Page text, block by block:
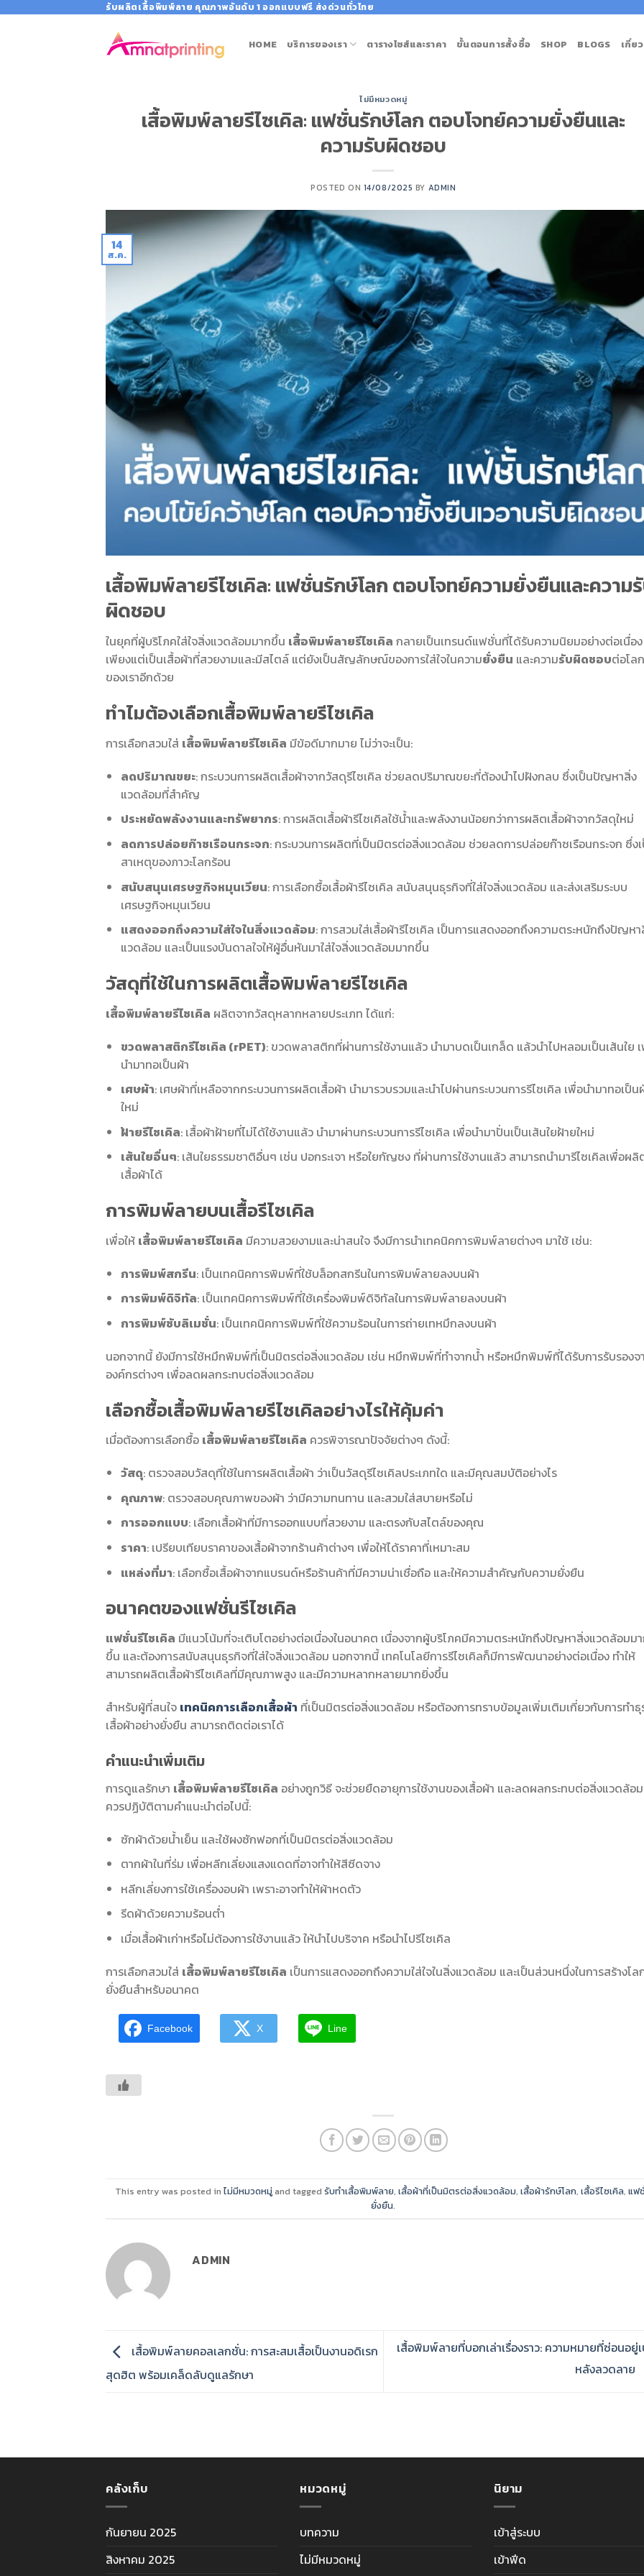
รับผลิตเสื้อพิมพ์ลาย คุณภาพอันดับ 1 ออกแบบฟรี ส่งด่วนทั่วไทย
HOME บริการของเรา ตารางไซส์และราคา ขั้นตอนการสั้งซื้อ SHOP BLOGS เกี่ย
ไม่มีหมวดหมู่
เสื้อพิมพ์ลายรีไซเคิล: แฟชั่นรักษ์โลก ตอบโจทย์ความยั่งยืนและ
ความรับผิดชอบ
POSTED ON 14/08/2025 BY ADMIN
14
ส.ค.
เสื้อพิมพ์ลายรีไซเคิล: แฟชั่นรักษ์โลก ตอบโจทย์ความยั่งยืนและความ
ผิดชอบ
ในยุคที่ผู้บริโภคใส่ใจสิ่งแวดล้อมมากขึ้น เสื้อพิมพ์ลายรีไซเคิล กลายเป็นเทรนด์แฟชั่นที่ได้รับความนิยมอย่างต่อเนื่อง
เพียงแต่เป็นเสื้อผ้าที่สวยงามและมีสไตล์ แต่ยังเป็นสัญลักษณ์ของการใส่ใจในความยั่งยืน และความรับผิดชอบต่อโลก
ของเราอีกด้วย
ทำไมต้องเลือกเสื้อพิมพ์ลายรีไซเคิล
การเลือกสวมใส่ เสื้อพิมพ์ลายรีไซเคิล มีข้อดีมากมาย ไม่ว่าจะเป็น:
ลดปริมาณขยะ: กระบวนการผลิตเสื้อผ้าจากวัสดุรีไซเคิล ช่วยลดปริมาณขยะที่ต้องนำไปฝังกลบ ซึ่งเป็นปัญหาสิ่ง
แวดล้อมที่สำคัญ
ประหยัดพลังงานและทรัพยากร: การผลิตเสื้อผ้ารีไซเคิลใช้น้ำและพลังงานน้อยกว่าการผลิตเสื้อผ้าจากวัสดุใหม่
ลดการปล่อยก๊าซเรือนกระจก: กระบวนการผลิตที่เป็นมิตรต่อสิ่งแวดล้อม ช่วยลดการปล่อยก๊าซเรือนกระจก ซึ่ง
สาเหตุของภาวะโลกร้อน
สนับสนุนเศรษฐกิจหมุนเวียน: การเลือกซื้อเสื้อผ้ารีไซเคิล สนับสนุนธุรกิจที่ใส่ใจสิ่งแวดล้อม และส่งเสริมระบบ
เศรษฐกิจหมุนเวียน
แสดงออกถึงความใส่ใจในสิ่งแวดล้อม: การสวมใส่เสื้อผ้ารีไซเคิล เป็นการแสดงออกถึงความตระหนักถึงปัญห
แวดล้อม และเป็นแรงบันดาลใจให้ผู้อื่นหันมาใส่ใจสิ่งแวดล้อมมากขึ้น
วัสดุที่ใช้ในการผลิตเสื้อพิมพ์ลายรีไซเคิล
เสื้อพิมพ์ลายรีไซเคิล ผลิตจากวัสดุหลากหลายประเภท ได้แก่:
ขวดพลาสติกรีไซเคิล (rPET): ขวดพลาสติกที่ผ่านการใช้งานแล้ว นำมาบดเป็นเกล็ด แล้วนำไปหลอมเป็นเส้นใย
นำมาทอเป็นผ้า
เศษผ้า: เศษผ้าที่เหลือจากกระบวนการผลิตเสื้อผ้า นำมารวบรวมและนำไปผ่านกระบวนการรีไซเคิล เพื่อนำมาทอเป็น
ใหม่
ฝ้ายรีไซเคิล: เสื้อผ้าฝ้ายที่ไม่ได้ใช้งานแล้ว นำมาผ่านกระบวนการรีไซเคิล เพื่อนำมาปั่นเป็นเส้นใยฝ้ายใหม่
เส้นใยอื่นๆ: เส้นใยธรรมชาติอื่นๆ เช่น ปอกระเจา หรือใยกัญชง ที่ผ่านการใช้งานแล้ว สามารถนำมารีไซเคิลเพื่อผลิ
เสื้อผ้าได้
การพิมพ์ลายบนเสื้อรีไซเคิล
เพื่อให้ เสื้อพิมพ์ลายรีไซเคิล มีความสวยงามและน่าสนใจ จึงมีการนำเทคนิคการพิมพ์ลายต่างๆ มาใช้ เช่น:
การพิมพ์สกรีน: เป็นเทคนิคการพิมพ์ที่ใช้บล็อกสกรีนในการพิมพ์ลายลงบนผ้า
การพิมพ์ดิจิทัล: เป็นเทคนิคการพิมพ์ที่ใช้เครื่องพิมพ์ดิจิทัลในการพิมพ์ลายลงบนผ้า
การพิมพ์ซับลิเมชั่น: เป็นเทคนิคการพิมพ์ที่ใช้ความร้อนในการถ่ายเทหมึกลงบนผ้า
นอกจากนี้ ยังมีการใช้หมึกพิมพ์ที่เป็นมิตรต่อสิ่งแวดล้อม เช่น หมึกพิมพ์ที่ทำจากน้ำ หรือหมึกพิมพ์ที่ได้รับการรับรองจ
องค์กรต่างๆ เพื่อลดผลกระทบต่อสิ่งแวดล้อม
เลือกซื้อเสื้อพิมพ์ลายรีไซเคิลอย่างไรให้คุ้มค่า
เมื่อต้องการเลือกซื้อ เสื้อพิมพ์ลายรีไซเคิล ควรพิจารณาปัจจัยต่างๆ ดังนี้:
วัสดุ: ตรวจสอบวัสดุที่ใช้ในการผลิตเสื้อผ้า ว่าเป็นวัสดุรีไซเคิลประเภทใด และมีคุณสมบัติอย่างไร
คุณภาพ: ตรวจสอบคุณภาพของผ้า ว่ามีความทนทาน และสวมใส่สบายหรือไม่
การออกแบบ: เลือกเสื้อผ้าที่มีการออกแบบที่สวยงาม และตรงกับสไตล์ของคุณ
ราคา: เปรียบเทียบราคาของเสื้อผ้าจากร้านค้าต่างๆ เพื่อให้ได้ราคาที่เหมาะสม
แหล่งที่มา: เลือกซื้อเสื้อผ้าจากแบรนด์หรือร้านค้าที่มีความน่าเชื่อถือ และให้ความสำคัญกับความยั่งยืน
อนาคตของแฟชั่นรีไซเคิล
แฟชั่นรีไซเคิล มีแนวโน้มที่จะเติบโตอย่างต่อเนื่องในอนาคต เนื่องจากผู้บริโภคมีความตระหนักถึงปัญหาสิ่งแวดล้อมม
ขึ้น และต้องการสนับสนุนธุรกิจที่ใส่ใจสิ่งแวดล้อม นอกจากนี้ เทคโนโลยีการรีไซเคิลก็มีการพัฒนาอย่างต่อเนื่อง ทำให้
สามารถผลิตเสื้อผ้ารีไซเคิลที่มีคุณภาพสูง และมีความหลากหลายมากยิ่งขึ้น
สำหรับผู้ที่สนใจ เทคนิคการเลือกเสื้อผ้า ที่เป็นมิตรต่อสิ่งแวดล้อม หรือต้องการทราบข้อมูลเพิ่มเติมเกี่ยวกับการทำ
เสื้อผ้าอย่างยั่งยืน สามารถติดต่อเราได้
คำแนะนำเพิ่มเติม
การดูแลรักษา เสื้อพิมพ์ลายรีไซเคิล อย่างถูกวิธี จะช่วยยืดอายุการใช้งานของเสื้อผ้า และลดผลกระทบต่อสิ่งแวดล้อม
ควรปฏิบัติตามคำแนะนำต่อไปนี้:
ซักผ้าด้วยน้ำเย็น และใช้ผงซักฟอกที่เป็นมิตรต่อสิ่งแวดล้อม
ตากผ้าในที่ร่ม เพื่อหลีกเลี่ยงแสงแดดที่อาจทำให้สีซีดจาง
หลีกเลี่ยงการใช้เครื่องอบผ้า เพราะอาจทำให้ผ้าหดตัว
รีดผ้าด้วยความร้อนต่ำ
เมื่อเสื้อผ้าเก่าหรือไม่ต้องการใช้งานแล้ว ให้นำไปบริจาค หรือนำไปรีไซเคิล
การเลือกสวมใส่ เสื้อพิมพ์ลายรีไซเคิล เป็นการแสดงออกถึงความใส่ใจในสิ่งแวดล้อม และเป็นส่วนหนึ่งในการสร้างโล
ยั่งยืนสำหรับอนาคต
Facebook X Line
This entry was posted inไม่มีหมวดหมู่ and taggedรับทำเสื้อพิมพ์ลาย,เสื้อผ้าที่เป็นมิตรต่อสิ่งแวดล้อม,เสื้อผ้ารักษ์โลก,เสื้อรีไซเคิล,แฟ
ยั่งยืน.
ADMIN
เสื้อพิมพ์ลายคอลเลกชั่น: การสะสมเสื้อเป็นงานอดิเรก
สุดฮิต พร้อมเคล็ดลับดูแลรักษา
เสื้อพิมพ์ลายที่บอกเล่าเรื่องราว: ความหมายที่ซ่อนอยู่
หลังลวดลาย
คลังเก็บ
กันยายน 2025
สิงหาคม 2025
หมวดหมู่
บทความ
ไม่มีหมวดหมู่
นิยาม
เข้าสู่ระบบ
เข้าฟีด